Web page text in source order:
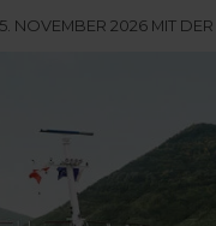
NOVEMBER 2026 MIT DER